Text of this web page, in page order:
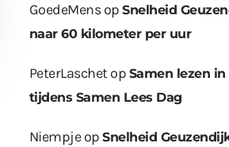
GoedeMensopSnelheid
naar 60 kilometer per uur
PeterLaschetop Samen lezen
tijdens Samen Lees Dag
NiempjeopSnelheid